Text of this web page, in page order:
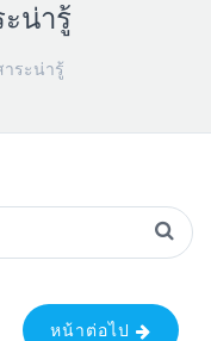
น่ารู้
ระน่ารู้
หน้าต่อไป